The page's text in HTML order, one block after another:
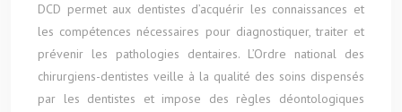
DCD permet aux dentistes d’acquérir les connaissances et
les compétences nécessaires pour diagnostiquer, traiter et
prévenir les pathologies dentaires. L’Ordre national des
chirurgiens-dentistes veille à la qualité des soins dispensés
par les dentistes et impose des règles déontologiques